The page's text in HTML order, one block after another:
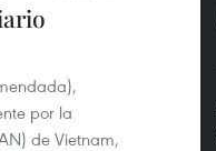
por la
de Vietnam,